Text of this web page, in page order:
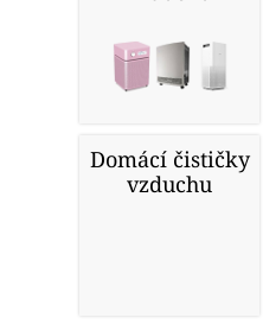
Domácí čističky
vzduchu